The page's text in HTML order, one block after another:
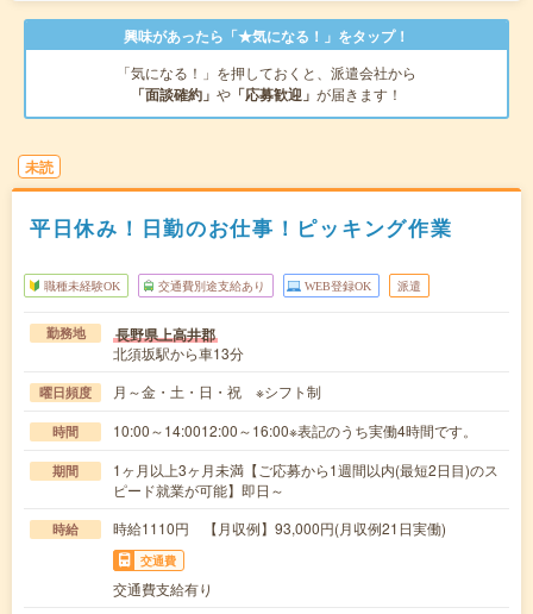
興味があったら「★気になる！」をタップ！
「気になる！」を押しておくと、派遣会社から
「面談確約」 や 「応募歓迎」 が届きます！
未読
平日休み！日勤のお仕事！ピッキング作業
職種未経験OK 交通費別途支給あり WEB登録OK 派遣
勤務地 長野県上高井郡
北須坂駅から車13分
曜日頻度 月～金・土・日・祝 ※シフト制
時間 10:00～14:0012:00～16:00※表記のうち実働4時間です。
期間
1ヶ月以上3ヶ月未満【ご応募から1週間以内(最短2日目)のス
ピード就業が可能】即日～
時給 時給1110円 【月収例】93,000円(月収例21日実働)
交通費
交通費支給有り